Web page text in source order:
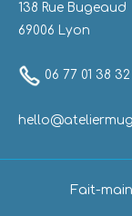
138 Rue Bugeaud
69006 Lyon
06 77 01 38 32
Fait-